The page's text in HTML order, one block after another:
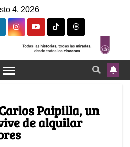
4, 2026
Paipilla, un
de alquilar